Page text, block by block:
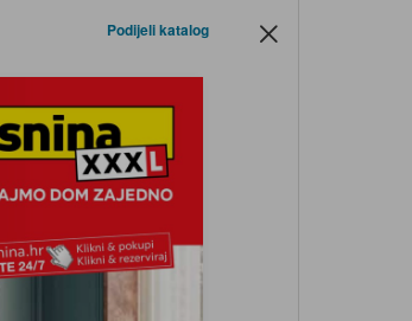
Podijeli katalog